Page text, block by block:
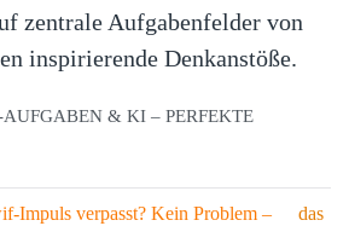
zentrale Aufgabenfelder von
inspirierende Denkanstöße.
Impuls verpasst? Kein Problem –
das